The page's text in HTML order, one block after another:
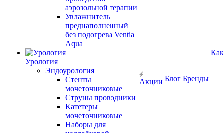
аэрозольной терапии
Увлажнитель
преднаполненный
без подогрева Ventia
Aqua
Урология
Эндоурология
Стенты
мочеточниковые
Струны проводники
Катетеры
мочеточниковые
Наборы для
Акции Блог Бренды